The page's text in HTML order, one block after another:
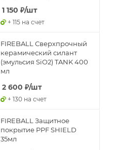
1 150 ₽/шт
+ 115 на счет
FIREBALL Сверхпрочный
керамический силант
(эмульсия SiO2) TANK 400
мл
2 600 ₽/шт
+ 130 на счет
FIREBALL Защитное
покрытие PPF SHIELD
35мл